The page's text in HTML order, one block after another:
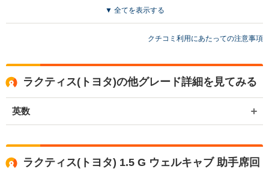
がガソリン車は肩身が狭くなりハイブリッド車を購入したく検討していまし
たところタイムリーな査定でしたので、迷うことなく手放しました。
▼ 全てを表示する
クチコミ利用にあたっての注意事項
ラクティス(トヨタ)の他グレード詳細を見てみる
英数
ラクティス(トヨタ) 1.5 G ウェルキャブ 助手席回